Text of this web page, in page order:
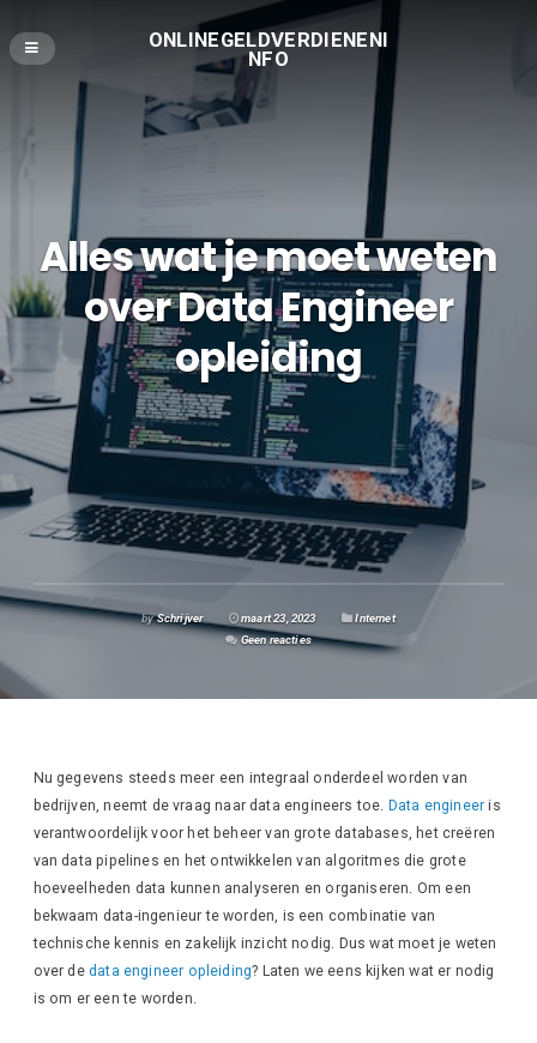
ONLINEGELDVERDIENENI
NFO
Alles wat je moet weten
over Data Engineer
opleiding
bySchrijver maart 23, 2023
Internet
Geen reacties
Nu gegevens steeds meer een integraal onderdeel worden van
bedrijven, neemt de vraag naar data engineers toe. Data engineer is
verantwoordelijk voor het beheer van grote databases, het creëren
van data pipelines en het ontwikkelen van algoritmes die grote
hoeveelheden data kunnen analyseren en organiseren. Om een
bekwaam data-ingenieur te worden, is een combinatie van
technische kennis en zakelijk inzicht nodig. Dus wat moet je weten
over dedata engineer opleiding? Laten we eens kijken wat er nodig
is om er een te worden.